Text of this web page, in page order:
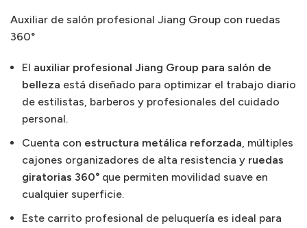
Auxiliar de salón profesional Jiang Group con ruedas
360°
El auxiliar profesional Jiang Group para salón de
belleza está diseñado para optimizar el trabajo diario
de estilistas, barberos y profesionales del cuidado
personal.
Cuenta con estructura metálica reforzada, múltiples
cajones organizadores de alta resistencia y ruedas
giratorias 360° que permiten movilidad suave en
cualquier superficie.
Este carrito profesional de peluquería es ideal para